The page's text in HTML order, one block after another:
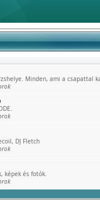
Minden, ami a csapattal
DJ Fletch
képek és fotók.